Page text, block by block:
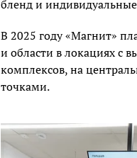
бленд и
В 2025 году «Магнит»
и области в локациях с
комплексов, на
точками.